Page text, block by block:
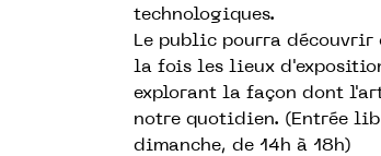
technologiques.
Le public pourra
la fois les lieux
explorant la façon dont
notre quotidien. (Entrée
dimanche, de 14h à 18h)